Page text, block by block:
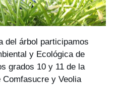
del árbol participamos
y Ecológica de
grados 10 y 11 de la
Comfasucre y Veolia